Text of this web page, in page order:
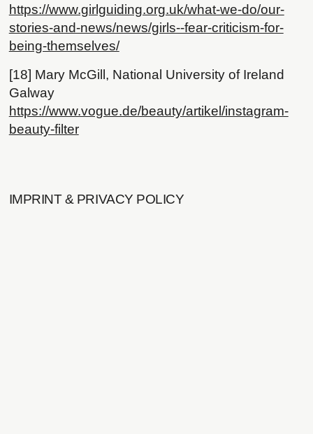
https://www.girlguiding.org.uk/what-we-do/our-
stories-and-news/news/girls--fear-criticism-for-
being-themselves/
[18] Mary McGill, National University of Ireland
Galway
https://www.vogue.de/beauty/artikel/instagram-
beauty-filter
IMPRINT & PRIVACY POLICY